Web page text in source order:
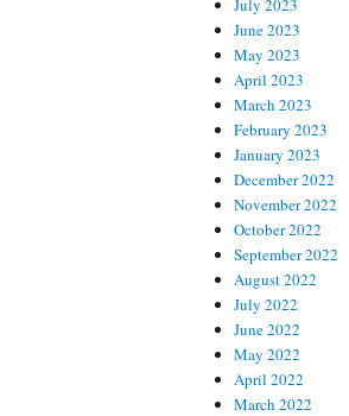
July 2023
June 2023
May 2023
April 2023
March 2023
February 2023
January 2023
December 2022
November 2022
October 2022
September 2022
August 2022
July 2022
June 2022
May 2022
April 2022
March 2022